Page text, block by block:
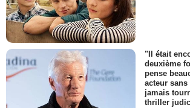
"Il était
deuxième
pense
acteur
jamais
thriller